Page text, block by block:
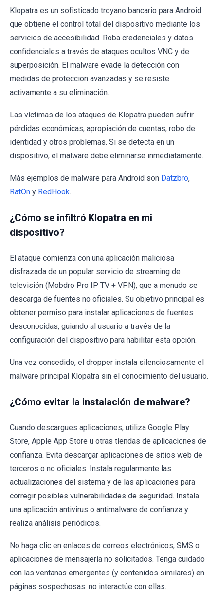
Klopatra es un sofisticado troyano bancario para Android
que obtiene el control total del dispositivo mediante los
servicios de accesibilidad. Roba credenciales y datos
confidenciales a través de ataques ocultos VNC y de
superposición. El malware evade la detección con
medidas de protección avanzadas y se resiste
activamente a su eliminación.
Las víctimas de los ataques de Klopatra pueden sufrir
pérdidas económicas, apropiación de cuentas, robo de
identidad y otros problemas. Si se detecta en un
dispositivo, el malware debe eliminarse inmediatamente.
Más ejemplos de malware para Android son Datzbro,
RatOn y RedHook.
¿Cómo se infiltró Klopatra en mi
dispositivo?
El ataque comienza con una aplicación maliciosa
disfrazada de un popular servicio de streaming de
televisión (Mobdro Pro IP TV + VPN), que a menudo se
descarga de fuentes no oficiales. Su objetivo principal es
obtener permiso para instalar aplicaciones de fuentes
desconocidas, guiando al usuario a través de la
configuración del dispositivo para habilitar esta opción.
Una vez concedido, el dropper instala silenciosamente el
malware principal Klopatra sin el conocimiento del usuario.
¿Cómo evitar la instalación de malware?
Cuando descargues aplicaciones, utiliza Google Play
Store, Apple App Store u otras tiendas de aplicaciones de
confianza. Evita descargar aplicaciones de sitios web de
terceros o no oficiales. Instala regularmente las
actualizaciones del sistema y de las aplicaciones para
corregir posibles vulnerabilidades de seguridad. Instala
una aplicación antivirus o antimalware de confianza y
realiza análisis periódicos.
No haga clic en enlaces de correos electrónicos, SMS o
aplicaciones de mensajería no solicitados. Tenga cuidado
con las ventanas emergentes (y contenidos similares) en
páginas sospechosas: no interactúe con ellas.